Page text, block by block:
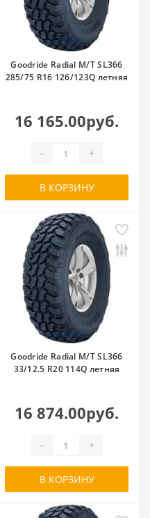
Goodride Radial M/T SL366
285/75 R16 126/123Q летняя
16 165.00руб.
- +
В КОРЗИНУ
Goodride Radial M/T SL366
33/12.5 R20 114Q летняя
16 874.00руб.
- +
В КОРЗИНУ